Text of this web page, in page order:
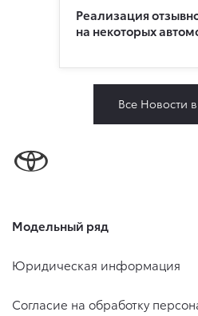
Реализация
на некоторых
Все Новости
Модельный ряд
Юридическая информация
Согласие на обработку